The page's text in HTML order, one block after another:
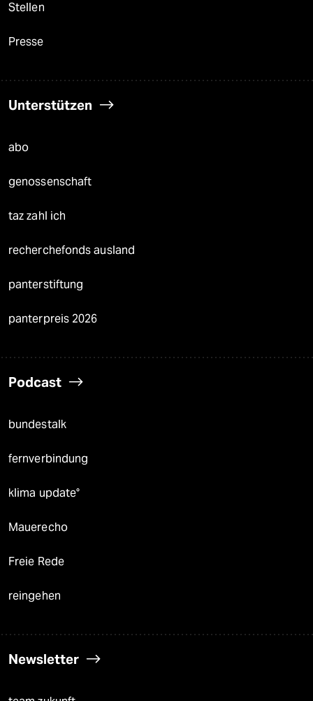
Stellen
Presse
Unterstützen
abo
genossenschaft
taz zahl ich
recherchefonds ausland
panterstiftung
panterpreis 2026
Podcast
bundestalk
fernverbindung
klima update°
Mauerecho
Freie Rede
reingehen
Newsletter